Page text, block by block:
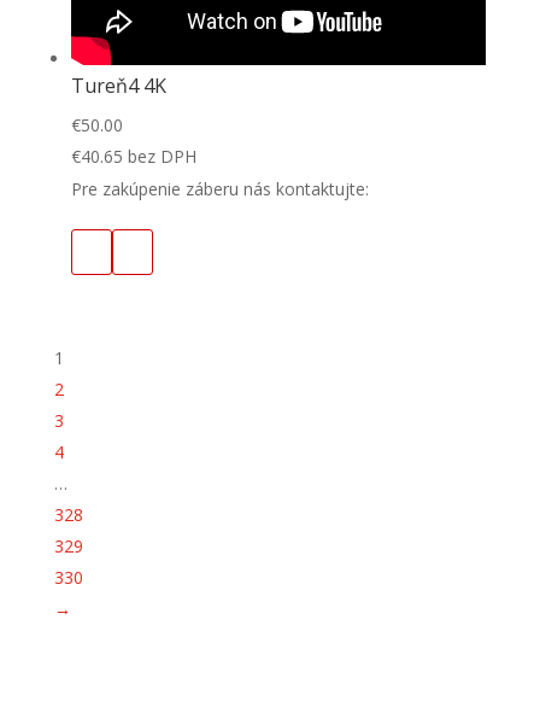
Tureň4 4K
€50.00
€40.65 bez DPH
Pre zakúpenie záberu nás kontaktujte:
1
2
3
4
…
328
329
330
→